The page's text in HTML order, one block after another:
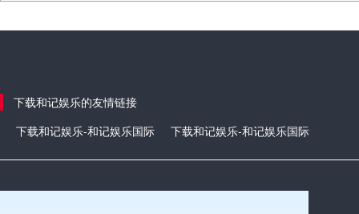
下载和记娱乐的友情链接
下载和记娱乐-和记娱乐国际
下载和记娱乐-和记娱乐国际